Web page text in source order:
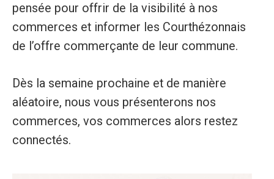
pensée pour offrir de la visibilité à nos
commerces et informer les Courthézonnais
de l’offre commerçante de leur commune.
Dès la semaine prochaine et de manière
aléatoire, nous vous présenterons nos
commerces, vos commerces alors restez
connectés.